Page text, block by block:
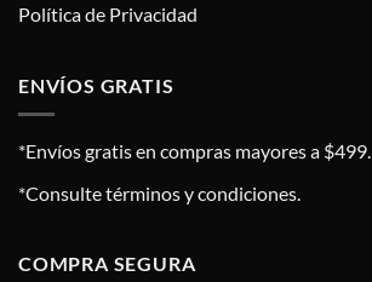
Política de Privacidad
ENVÍOS GRATIS
*Envíos gratis en compras mayores a $499.
*Consulte términos y condiciones.
COMPRA SEGURA